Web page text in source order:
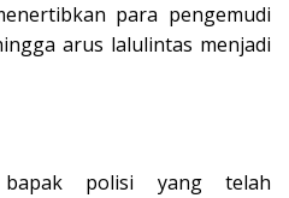
para pengemudi
arus lalulintas menjadi
bapak polisi yang telah